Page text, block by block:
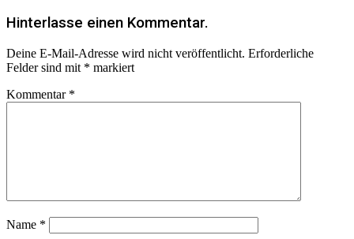
Hinterlasse einen Kommentar.
Deine E-Mail-Adresse wird nicht veröffentlicht. Erforderliche
Felder sind mit * markiert
Kommentar *
Name *